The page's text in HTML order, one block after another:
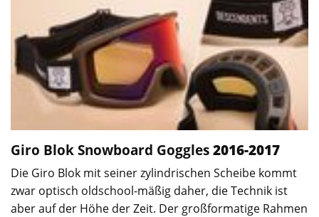
Giro BlokSnowboard Goggles2016-2017
Die Giro Blok mit seiner zylindrischen Scheibe kommt
zwar optisch oldschool-mäßig daher, die Technik ist
aber auf der Höhe der Zeit. Der großformatige Rahmen